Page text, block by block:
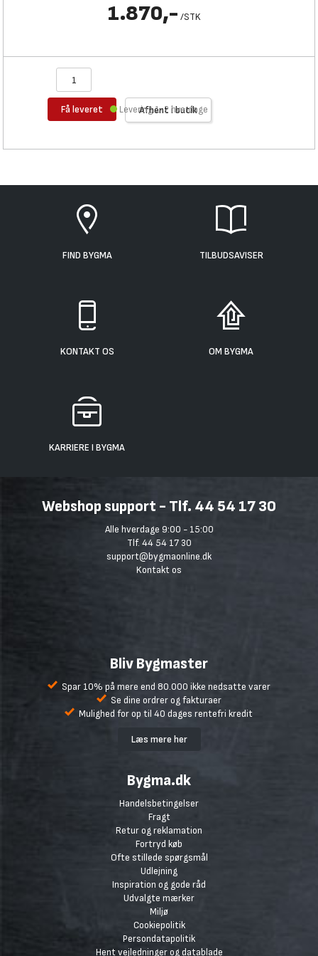
1.870,- /STK
Få leveret Afhent i butik
Levering 1-2 hverdage
FIND BYGMA TILBUDSAVISER
KONTAKT OS OM BYGMA
KARRIERE I BYGMA
Webshop support - Tlf. 44 54 17 30
Alle hverdage 9:00 - 15:00
Tlf. 44 54 17 30
support@bygmaonline.dk
Kontakt os
Bliv Bygmaster
Spar 10% på mere end 80.000 ikke nedsatte varer
Se dine ordrer og fakturaer
Mulighed for op til 40 dages rentefri kredit
Læs mere her
Bygma.dk
Handelsbetingelser
Fragt
Retur og reklamation
Fortryd køb
Ofte stillede spørgsmål
Udlejning
Inspiration og gode råd
Udvalgte mærker
Miljø
Cookiepolitik
Persondatapolitik
Hent vejledninger og datablade